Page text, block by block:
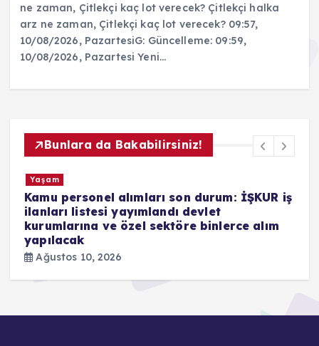
ne zaman, Çitlekçi kaç lot verecek? Çitlekçi halka
arz ne zaman, Çitlekçi kaç lot verecek? 09:57,
10/08/2026, PazartesiG: Güncelleme: 09:59,
10/08/2026, Pazartesi Yeni…
Bunlara da Bakabilirsiniz!
Yaşam
Kamu personel alımları son durum: İŞKUR iş
ilanları listesi yayımlandı devlet
kurumlarına ve özel sektöre binlerce alım
yapılacak
Ağustos 10, 2026